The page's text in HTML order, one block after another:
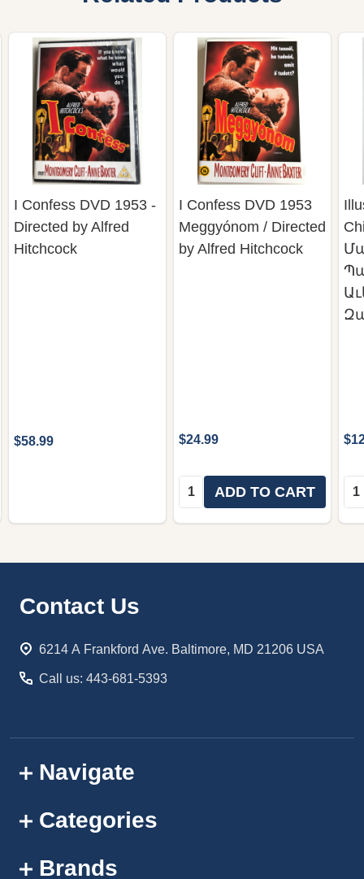
I Confess DVD 1953 -
Directed by Alfred
Hitchcock
$58.99
I Confess DVD 1953
Meggyónom / Directed
by Alfred Hitchcock
$24.99
Quantity:ADD TO CART
Footer
Contact Us
6214 A Frankford Ave. Baltimore, MD 21206 USA
Call us: 443-681-5393
Navigate
Categories
Brands